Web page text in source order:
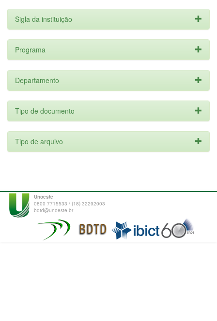
Sigla da instituição
Programa
Departamento
Tipo de documento
Tipo de arquivo
Unoeste
0800 7715533 / (18) 32292003
bdtd@unoeste.br